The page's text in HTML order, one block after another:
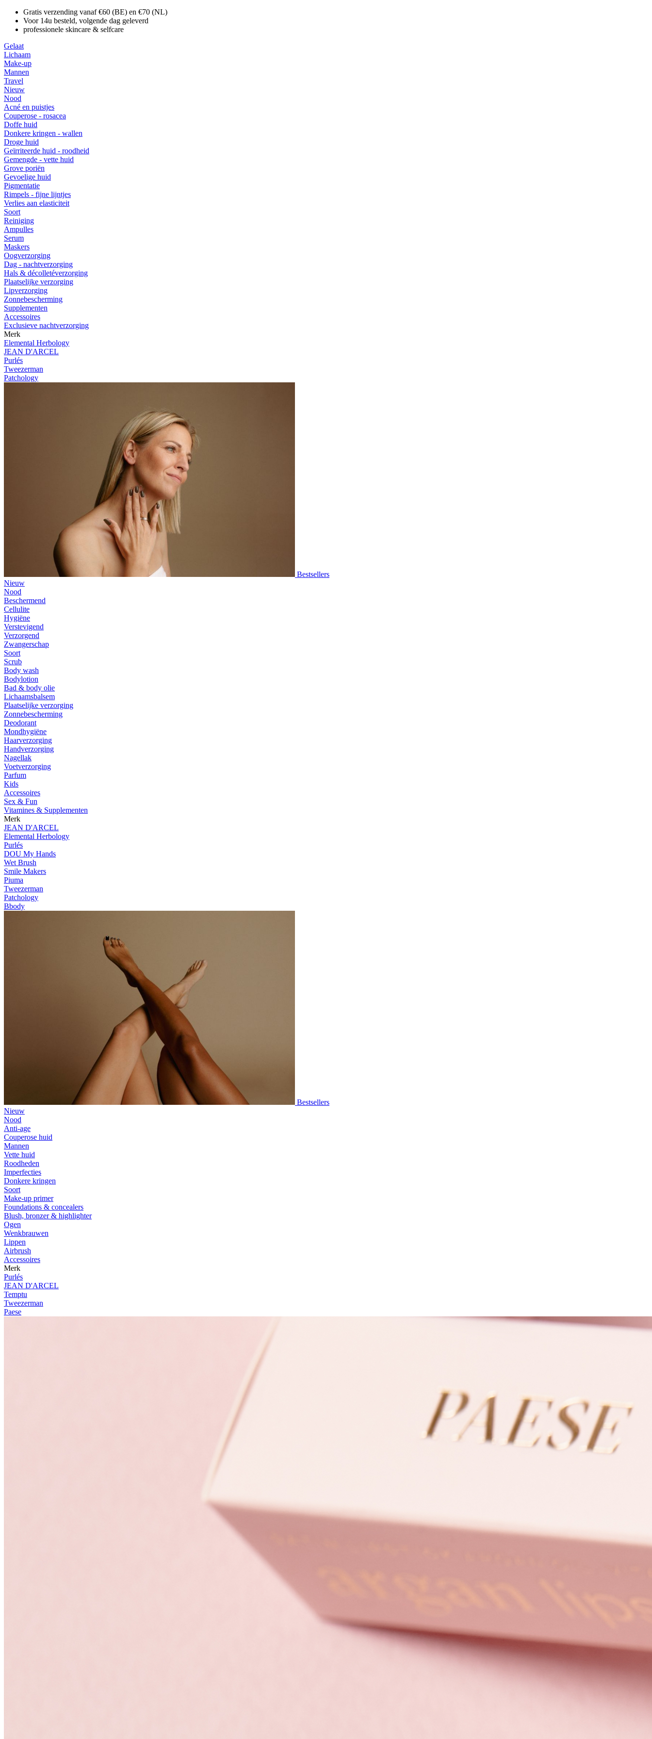
Gratis verzending vanaf €60 (BE) en €70 (NL)
Voor 14u besteld, volgende dag geleverd
professionele skincare & selfcare
Gelaat
Lichaam
Make-up
Mannen
Travel
Nieuw
Nood
Acné en puistjes
Couperose - rosacea
Doffe huid
Donkere kringen - wallen
Droge huid
Geïrriteerde huid - roodheid
Gemengde - vette huid
Grove poriën
Gevoelige huid
Pigmentatie
Rimpels - fijne lijntjes
Verlies aan elasticiteit
Soort
Reiniging
Ampulles
Serum
Maskers
Oogverzorging
Dag - nachtverzorging
Hals & décolletéverzorging
Plaatselijke verzorging
Lipverzorging
Zonnebescherming
Supplementen
Accessoires
Exclusieve nachtverzorging
Merk
Elemental Herbology
JEAN D'ARCEL
Purlés
Tweezerman
Patchology
Bestsellers
Nieuw
Nood
Beschermend
Cellulite
Hygiëne
Verstevigend
Verzorgend
Zwangerschap
Soort
Scrub
Body wash
Bodylotion
Bad & body olie
Lichaamsbalsem
Plaatselijke verzorging
Zonnebescherming
Deodorant
Mondhygiëne
Haarverzorging
Handverzorging
Nagellak
Voetverzorging
Parfum
Kids
Accessoires
Sex & Fun
Vitamines & Supplementen
Merk
JEAN D'ARCEL
Elemental Herbology
Purlés
DOU My Hands
Wet Brush
Smile Makers
Piuma
Tweezerman
Patchology
Bbody
Bestsellers
Nieuw
Nood
Anti-age
Couperose huid
Mannen
Vette huid
Roodheden
Imperfecties
Donkere kringen
Soort
Make-up primer
Foundations & concealers
Blush, bronzer & highlighter
Ogen
Wenkbrauwen
Lippen
Airbrush
Accessoires
Merk
Purlés
JEAN D'ARCEL
Temptu
Tweezerman
Paese